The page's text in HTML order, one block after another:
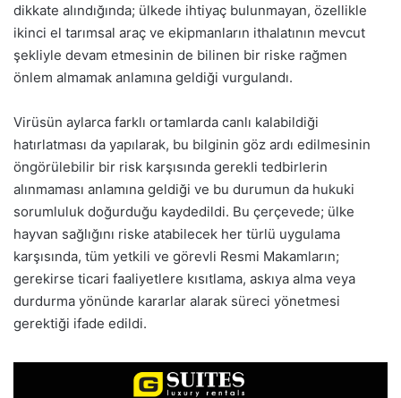
dikkate alındığında; ülkede ihtiyaç bulunmayan, özellikle
ikinci el tarımsal araç ve ekipmanların ithalatının mevcut
şekliyle devam etmesinin de bilinen bir riske rağmen
önlem almamak anlamına geldiği vurgulandı.
Virüsün aylarca farklı ortamlarda canlı kalabildiği
hatırlatması da yapılarak, bu bilginin göz ardı edilmesinin
öngörülebilir bir risk karşısında gerekli tedbirlerin
alınmaması anlamına geldiği ve bu durumun da hukuki
sorumluluk doğurduğu kaydedildi. Bu çerçevede; ülke
hayvan sağlığını riske atabilecek her türlü uygulama
karşısında, tüm yetkili ve görevli Resmi Makamların;
gerekirse ticari faaliyetlere kısıtlama, askıya alma veya
durdurma yönünde kararlar alarak süreci yönetmesi
gerektiği ifade edildi.